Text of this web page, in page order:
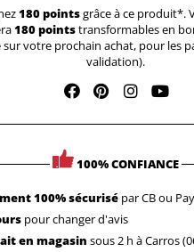
180 pointsgrâce à ce produit*.
180 pointstransformables en
votre prochain achat, pour les
validation).
100% CONFIANCE
100% sécurisé par CB ou
pour changer d'avis
en magasin sous 2 h à Carros